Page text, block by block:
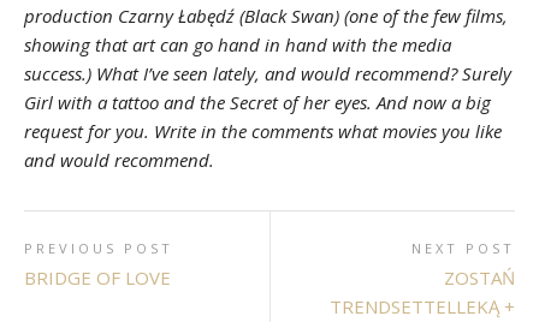
production Czarny Łabędź (Black Swan) (one of the few films,
showing that art can go hand in hand with the media
success.) What I’ve seen lately, and would recommend? Surely
Girl with a tattoo and the Secret of her eyes. And now a big
request for you. Write in the comments what movies you like
and would recommend.
PREVIOUS POST
BRIDGE OF LOVE
NEXT POST
ZOSTAŃ
TRENDSETTELLEKĄ +